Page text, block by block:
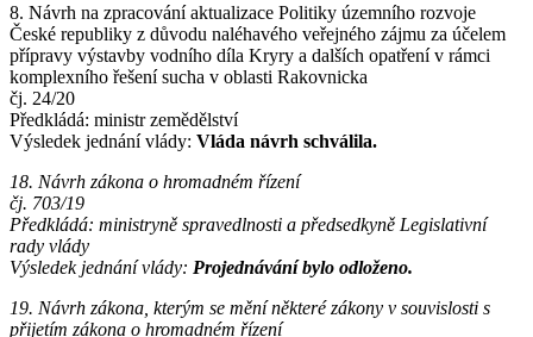
8. Návrh na zpracování aktualizace Politiky územního rozvoje
České republiky z důvodu naléhavého veřejného zájmu za účelem
přípravy výstavby vodního díla Kryry a dalších opatření v rámci
komplexního řešení sucha v oblasti Rakovnicka
čj. 24/20
Předkládá: ministr zemědělství
Výsledek jednání vlády: Vláda návrh schválila.
18. Návrh zákona o hromadném řízení
čj. 703/19
Předkládá: ministryně spravedlnosti a předsedkyně Legislativní
rady vlády
Výsledek jednání vlády: Projednávání bylo odloženo.
19. Návrh zákona, kterým se mění některé zákony v souvislosti s
přijetím zákona o hromadném řízení